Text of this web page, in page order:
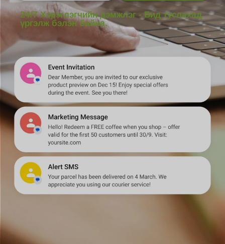
24/7 Хэрэглэгчийн дэмжлэг - Бид туслахад
үргэлж бэлэн байна.